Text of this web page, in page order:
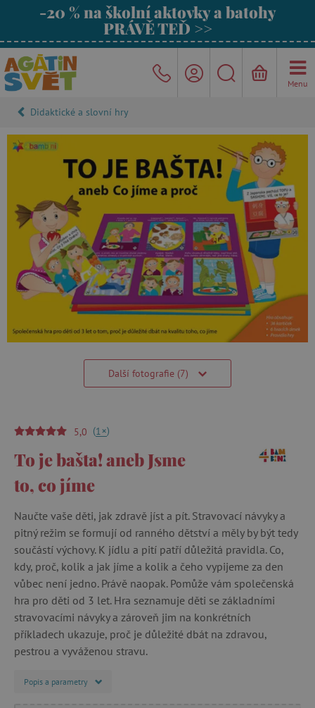
-20 % na školní aktovky a batohy
PRÁVĚ TEĎ >>
Menu
Didaktické a slovní hry
Další fotografie (7)
5,0 (1+)
To je bašta! aneb Jsme
to, co jíme
Naučte vaše děti, jak zdravě jíst a pít. Stravovací návyky a
pitný režim se formují od ranného dětství a měly by být tedy
součástí výchovy. K jídlu a pití patří důležitá pravidla. Co,
kdy, proč, kolik a jak jíme a kolik a čeho vypijeme za den
vůbec není jedno. Právě naopak. Pomůže vám společenská
hra pro děti od 3 let. Hra seznamuje děti se základními
stravovacími návyky a zároveň jim na konkrétních
příkladech ukazuje, proč je důležité dbát na zdravou,
pestrou a vyváženou stravu.
Popis a parametry